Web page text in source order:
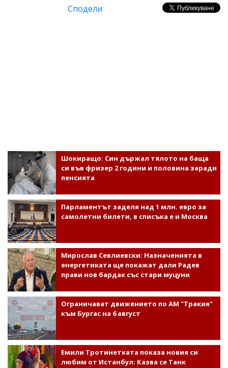
Сподели
Шокиращо: Син държал тялото на баща
си във фризер 2 години и половина заради
пенсията
Парламентът заделя над 1 млн. евро за
самолетни билети, в списъка е и Москва
Мирослав Севлиевски: Назначенията в
енергетиката ще покажат дали Радев
прави нов бардак със стари муцуни
Ограничават движението по АМ "Тракия"
към Бургас на 6 август
Емили Тротинетката показа новия си
любим от Истанбул: Казва се Танк